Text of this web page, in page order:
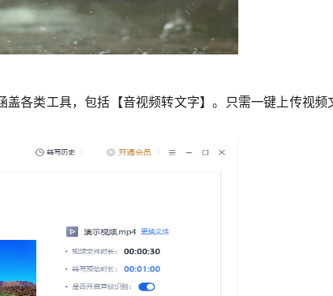
各类工具，包括【音视频转文字】。只需一键上传视